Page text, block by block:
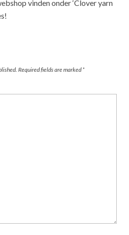
vinden onder ‘Clover yarn
Required fields are marked *